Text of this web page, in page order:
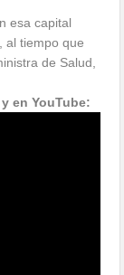
esa capital
al tiempo que
de Salud,
en YouTube: